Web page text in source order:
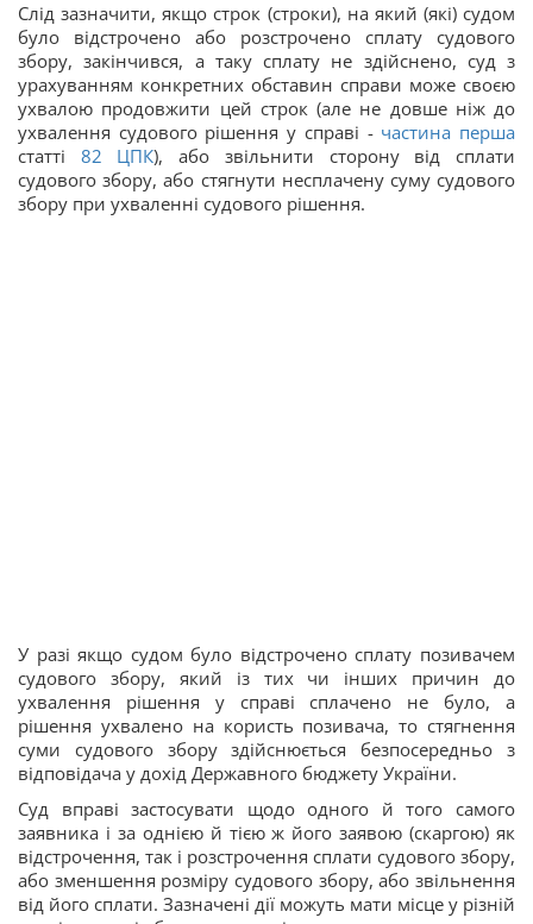
Слід зазначити, якщо строк (строки), на який (які) судом
було відстрочено або розстрочено сплату судового
збору, закінчився, а таку сплату не здійснено, суд з
урахуванням конкретних обставин справи може своєю
ухвалою продовжити цей строк (але не довше ніж до
ухвалення судового рішення у справі - частина перша
статті 82 ЦПК), або звільнити сторону від сплати
судового збору, або стягнути несплачену суму судового
збору при ухваленні судового рішення.
У разі якщо судом було відстрочено сплату позивачем
судового збору, який із тих чи інших причин до
ухвалення рішення у справі сплачено не було, а
рішення ухвалено на користь позивача, то стягнення
суми судового збору здійснюється безпосередньо з
відповідача у дохід Державного бюджету України.
Суд вправі застосувати щодо одного й того самого
заявника і за однією й тією ж його заявою (скаргою) як
відстрочення, так і розстрочення сплати судового збору,
або зменшення розміру судового збору, або звільнення
від його сплати. Зазначені дії можуть мати місце у різній